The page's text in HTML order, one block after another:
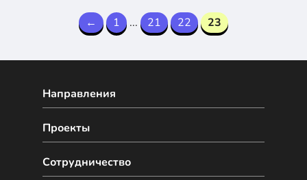
← 1 ... 21 22 23
Направления
Сотрудничество
Проекты